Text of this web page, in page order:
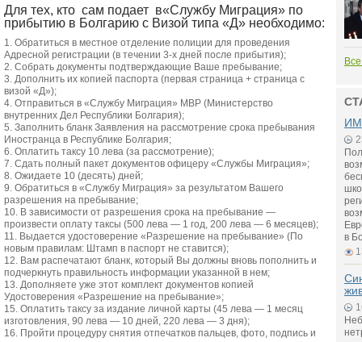
Для тех, кто сам подает в«Службу Миграция» по
прибытию в Болгарию с Визой типа «Д» необходимо:
1. Обратиться в местное отделение полиции для проведения
Адресной регистрации (в течении 3-х дней после прибытия);
2. Собрать документы подтверждающие Ваше пребывание;
3. Дополнить их копией паспорта (первая страница + страница с
визой «Д»);
4. Отправиться в «Службу Миграция» МВР (Министерство
внутренних Дел Республики Болгария);
5. Заполнить бланк Заявления на рассмотрение срока пребывания
Иностранца в Республике Болгария;
6. Оплатить таксу 10 лева (за рассмотрение);
7. Сдать полный пакет документов офицеру «Службы Миграция»;
8. Ожидаете 10 (десять) дней;
9. Обратиться в «Службу Миграция» за результатом Вашего
разрешения на пребывание;
10. В зависимости от разрешения срока на пребывание —
произвести оплату таксы (500 лева — 1 год, 200 лева — 6 месяцев);
11. Выдается удостоверение «Разрешение на пребывание» (По
новым правилам: Штамп в паспорт не ставится);
12. Вам распечатают бланк, который Вы должны вновь пополнить и
подчеркнуть правильность информации указанной в нем;
13. Дополняете уже этот комплект документов копией
Удостоверения «Разрешение на пребывание»;
15. Оплатить таксу за издание личной карты (45 лева — 1 месяц
изготовления, 90 лева — 10 дней, 220 лева — 3 дня);
16. Пройти процедуру снятия отпечатков пальцев, фото, подпись и
в